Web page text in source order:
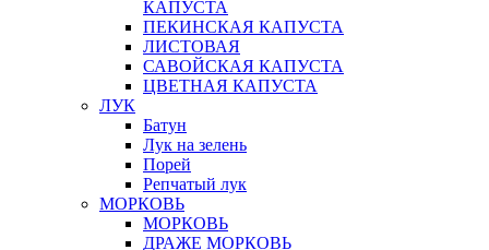
КАПУСТА
ПЕКИНСКАЯ КАПУСТА
ЛИСТОВАЯ
САВОЙСКАЯ КАПУСТА
ЦВЕТНАЯ КАПУСТА
ЛУК
Батун
Лук на зелень
Порей
Репчатый лук
МОРКОВЬ
МОРКОВЬ
ДРАЖЕ МОРКОВЬ